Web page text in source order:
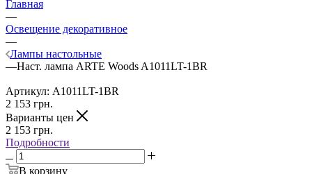
Главная
—
Освещение декоративное
—
Лампы настольные
—Наст. лампа ARTE Woods A1011LT-1BR
Артикул: A1011LT-1BR
2 153 грн.
Варианты цен
2 153 грн.
Подробности
В корзину